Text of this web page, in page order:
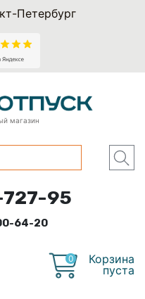
Петербург
магазин
727-95
64-20
0
Корзина
пуста